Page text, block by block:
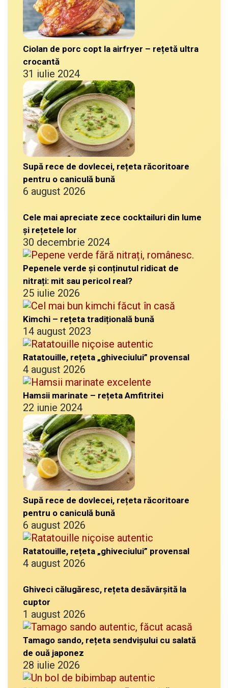
Ciolan de porc copt la airfryer – rețetă ultra
crocantă
31 iulie 2024
Supă rece de dovlecei, rețeta răcoritoare
pentru o caniculă bună
6 august 2026
Cele mai apreciate zece cocktailuri din lume
și rețetele lor
30 decembrie 2024
Pepenele verde și conținutul ridicat de
nitrați: mit sau pericol real?
25 iulie 2026
Kimchi – rețeta tradițională bună
14 august 2023
Ratatouille, rețeta „ghiveciului” provensal
4 august 2026
Hamsii marinate – rețeta Amfitritei
22 iunie 2024
Supă rece de dovlecei, rețeta răcoritoare
pentru o caniculă bună
6 august 2026
Ratatouille, rețeta „ghiveciului” provensal
4 august 2026
Ghiveci călugăresc, rețeta desăvârșită la
cuptor
1 august 2026
Tamago sando, rețeta sendvișului cu salată
de ouă japonez
28 iulie 2026